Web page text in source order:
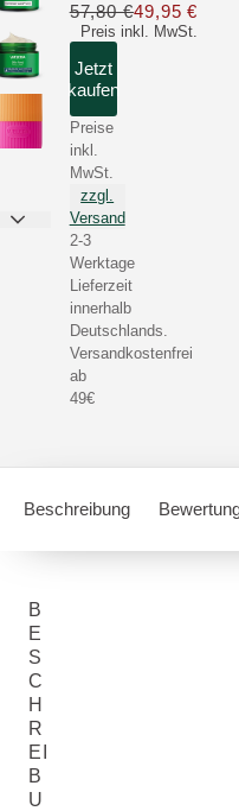
Preis inkl. MwSt.
57,80 €49,95 €Nur
Jetzt
kaufen
Preise
inkl.
MwSt.
zzgl.
Versand
2-3
Werktage
Lieferzeit
innerhalb
Deutschlands.
Versandkostenfrei
ab
49€
Beschreibung
B
E
S
C
H
R
EI
B
U